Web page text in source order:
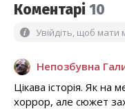
Коментарі 10
Увійдіть, щоб мати
Непозбувна
Цікава історія. Як на
хоррор, але сюжет